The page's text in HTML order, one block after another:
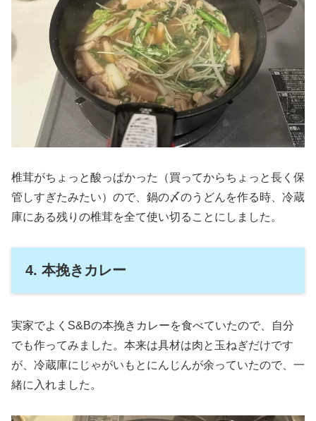
椎茸がちょっと酸っぱかった（買ってからちょっと長く保
管しすぎたみたい）ので、鍋の〆のうどんを作る時、冷蔵
庫にある残りの椎茸を全て使い切ることにしました。
4. 本挽きカレー
実家でよくS&Bの本挽きカレーを食べていたので、自分
でも作ってみました。本来は具材は肉と玉ねぎだけです
が、冷蔵庫にじゃがいもとにんじんが余っていたので、一
緒に入れました。